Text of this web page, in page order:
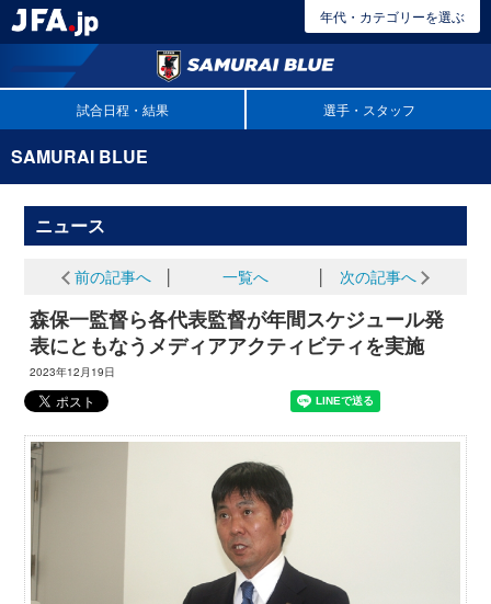
年代・カテゴリーを選ぶ
試合日程・結果 選手・スタッフ
SAMURAI BLUE
ニュース
前の記事へ 一覧へ 次の記事へ
森保一監督ら各代表監督が年間スケジュール発
表にともなうメディアアクティビティを実施
2023年12月19日